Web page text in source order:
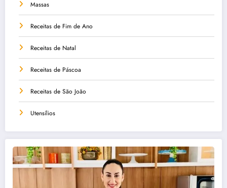
Massas
Receitas de Fim de Ano
Receitas de Natal
Receitas de Páscoa
Receitas de São João
Utensílios